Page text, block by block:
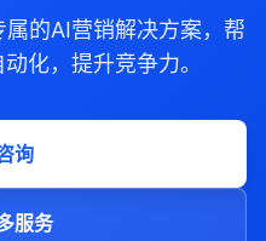
的AI营销解决方案，帮
化，提升竞争力。
询
服务